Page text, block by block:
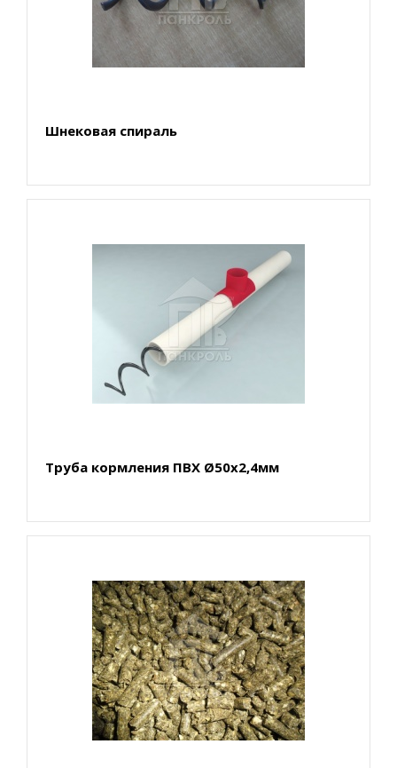
Шнековая спираль
Труба кормления ПВХ Ø50х2,4мм